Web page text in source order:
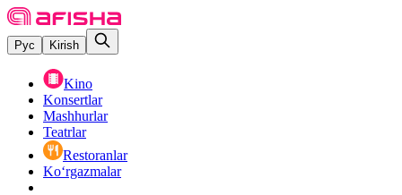
Рус Kirish
Kino
Konsertlar
Mashhurlar
Teatrlar
Restoranlar
Ko‘rgazmalar